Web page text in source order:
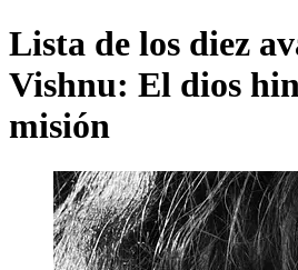
Lista de los diez
Vishnu: El dios
misión